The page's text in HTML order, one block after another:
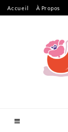
Accueil À Propos